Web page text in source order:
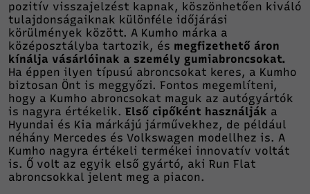
pozitív visszajelzést kapnak, köszönhetően kiváló
tulajdonságaiknak különféle időjárási
körülmények között. A Kumho márka a
középosztályba tartozik, és megfizethető áron
kínálja vásárlóinak a személy gumiabroncsokat.
Ha éppen ilyen típusú abroncsokat keres, a Kumho
biztosan Önt is meggyőzi. Fontos megemlíteni,
hogy a Kumho abroncsokat maguk az autógyártók
is nagyra értékelik. Első cipőként használják a
Hyundai és Kia márkájú járművekhez, de például
néhány Mercedes és Volkswagen modellhez is. A
Kumho nagyra értékeli termékei innovatív voltát
is. Ő volt az egyik első gyártó, aki Run Flat
abroncsokkal jelent meg a piacon.